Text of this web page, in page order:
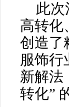
此
高转化
创造了
服饰行
新解法
转化”